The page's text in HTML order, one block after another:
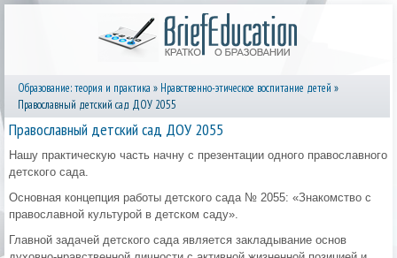
Образование: теория и практика » Нравственно-этическое воспитание детей »
Православный детский сад ДОУ 2055
Православный детский сад ДОУ 2055
Нашу практическую часть начну с презентации одного православного
детского сада.
Основная концепция работы детского сада № 2055: «Знакомство с
православной культурой в детском саду».
Главной задачей детского сада является закладывание основ